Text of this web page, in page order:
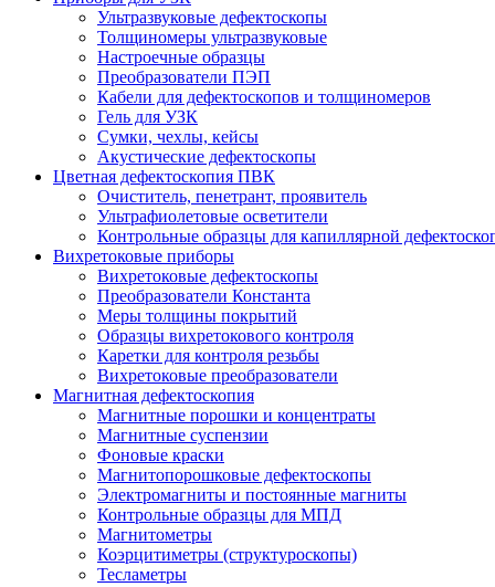
Ультразвуковые дефектоскопы
Толщиномеры ультразвуковые
Настроечные образцы
Преобразователи ПЭП
Кабели для дефектоскопов и толщиномеров
Гель для УЗК
Сумки, чехлы, кейсы
Акустические дефектоскопы
Цветная дефектоскопия ПВК
Очиститель, пенетрант, проявитель
Ультрафиолетовые осветители
Контрольные образцы для капиллярной
Вихретоковые приборы
Вихретоковые дефектоскопы
Преобразователи Константа
Меры толщины покрытий
Образцы вихретокового контроля
Каретки для контроля резьбы
Вихретоковые преобразователи
Магнитная дефектоскопия
Магнитные порошки и концентраты
Магнитные суспензии
Фоновые краски
Магнитопорошковые дефектоскопы
Электромагниты и постоянные магниты
Контрольные образцы для МПД
Магнитометры
Коэрцитиметры (структуроскопы)
Тесламетры